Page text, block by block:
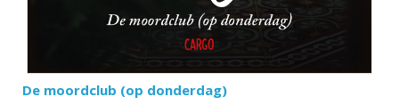
De moordclub (op donderdag)